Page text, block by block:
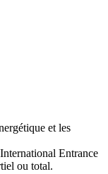
et les
Entrance
ou total.